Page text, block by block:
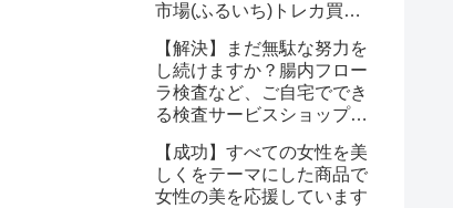
市場(ふるいち)トレカ買
みが解決する
【解決】まだ無駄な努力を
し続けますか？腸内フロー
ラ検査など、ご自宅ででき
る検査サービスショップ
ならたった1回で驚くほど
簡単に悩みが解消する事実
【成功】すべての女性を美
しくをテーマにした商品で
女性の美を応援しています